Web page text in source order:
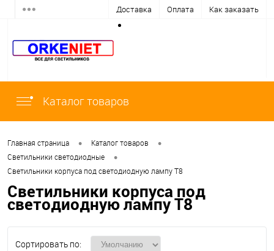
Доставка Оплата Как заказать
Каталог товаров
Главная страница • Каталог товаров •
Светильники светодиодные •
Светильники корпуса под светодиодную лампу Т8
Светильники корпуса под
светодиодную лампу Т8
Сортировать по: